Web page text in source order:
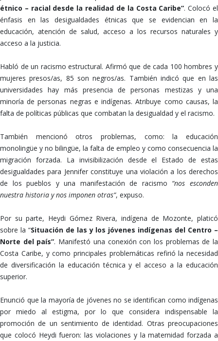
étnico – racial desde la realidad de la Costa Caribe”. Colocó el
énfasis en las desigualdades étnicas que se evidencian en la
educación, atención de salud, acceso a los recursos naturales y
acceso a la justicia.
Habló de un racismo estructural. Afirmó que de cada 100 hombres y
mujeres presos/as, 85 son negros/as. También indicó que en las
universidades hay más presencia de personas mestizas y una
minoría de personas negras e indígenas. Atribuye como causas, la
falta de políticas públicas que combatan la desigualdad y el racismo.
También mencionó otros problemas, como: la educación
monolingüe y no bilingüe, la falta de empleo y como consecuencia la
migración forzada. La invisibilización desde el Estado de estas
desigualdades para Jennifer constituye una violación a los derechos
de los pueblos y una manifestación de racismo “nos esconden
nuestra historia y nos imponen otras”, expuso.
Por su parte, Heydi Gómez Rivera, indígena de Mozonte, platicó
sobre la “Situación de las y los jóvenes indígenas del Centro –
Norte del país”. Manifestó una conexión con los problemas de la
Costa Caribe, y como principales problemáticas refirió la necesidad
de diversificación la educación técnica y el acceso a la educación
superior.
Enunció que la mayoría de jóvenes no se identifican como indígenas
por miedo al estigma, por lo que considera indispensable la
promoción de un sentimiento de identidad. Otras preocupaciones
que colocó Heydi fueron: las violaciones y la maternidad forzada a